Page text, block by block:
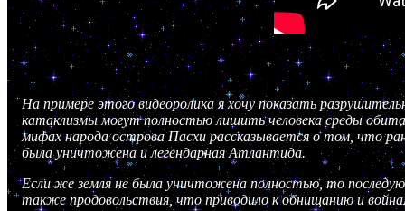
На примере этого видеоролика я хочу показать
катаклизмы могут полностью лишить человека среды
мифах народа острова Пасхи рассказывается о том, что
была уничтожена и легендарная Атлантида.
Если же земля не была уничтожена полностью, то
также продовольствия, что приводило к обнищанию и